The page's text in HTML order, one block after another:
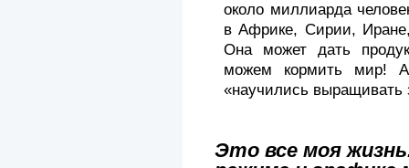
около миллиарда
в Африке, Сирии,
Она может дать
можем кормить мир!
«научились выращивать
Это все моя